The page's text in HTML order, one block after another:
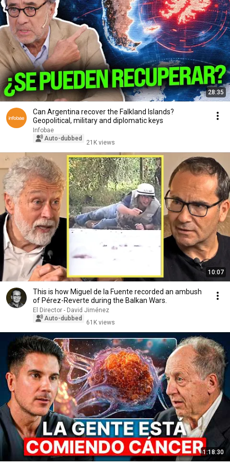
28:35
Can Argentina recover the Falkland Islands?
Geopolitical, military and diplomatic keys
Infobae
Auto-dubbed
21K views
10:07
This is how Miguel de la Fuente recorded an ambush
of Pérez-Reverte during the Balkan Wars.
El Director - David Jiménez
Auto-dubbed
61K views
1:18:30